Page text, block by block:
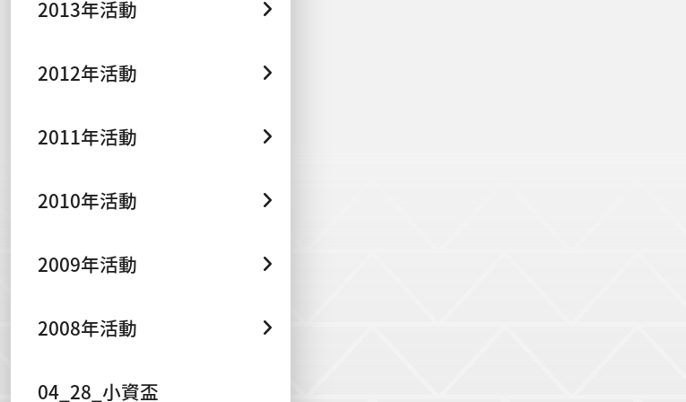
2013年活動
2012年活動
2011年活動
2010年活動
2009年活動
2008年活動
04_28_小資盃